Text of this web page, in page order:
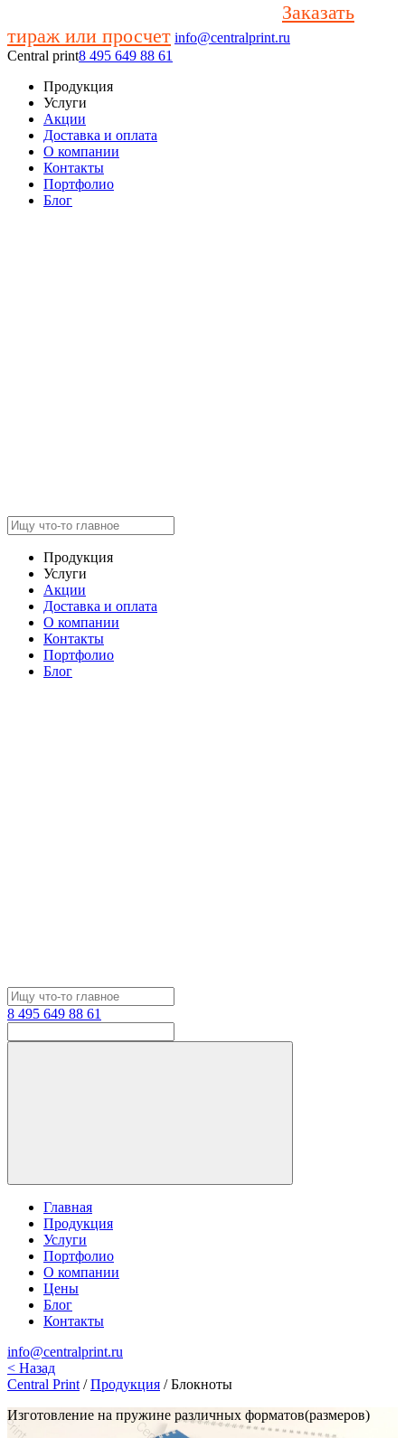
Заказать
тираж или просчет info@centralprint.ru
Central print8 495 649 88 61
Продукция
Услуги
Акции
Доставка и оплата
О компании
Контакты
Портфолио
Блог
Продукция
Услуги
Акции
Доставка и оплата
О компании
Контакты
Портфолио
Блог
8 495 649 88 61
Главная
Продукция
Услуги
Портфолио
О компании
Цены
Блог
Контакты
info@centralprint.ru
< Назад
Central Print /Продукция /Блокноты
Изготовление на пружине различных форматов(размеров)